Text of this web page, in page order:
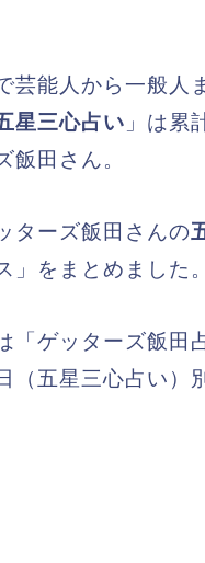
芸能人から一般人
星三心占い 」は累
飯田さん。
ターズ飯田さんの
」をまとめました。
「ゲッターズ飯田
（五星三心占い）